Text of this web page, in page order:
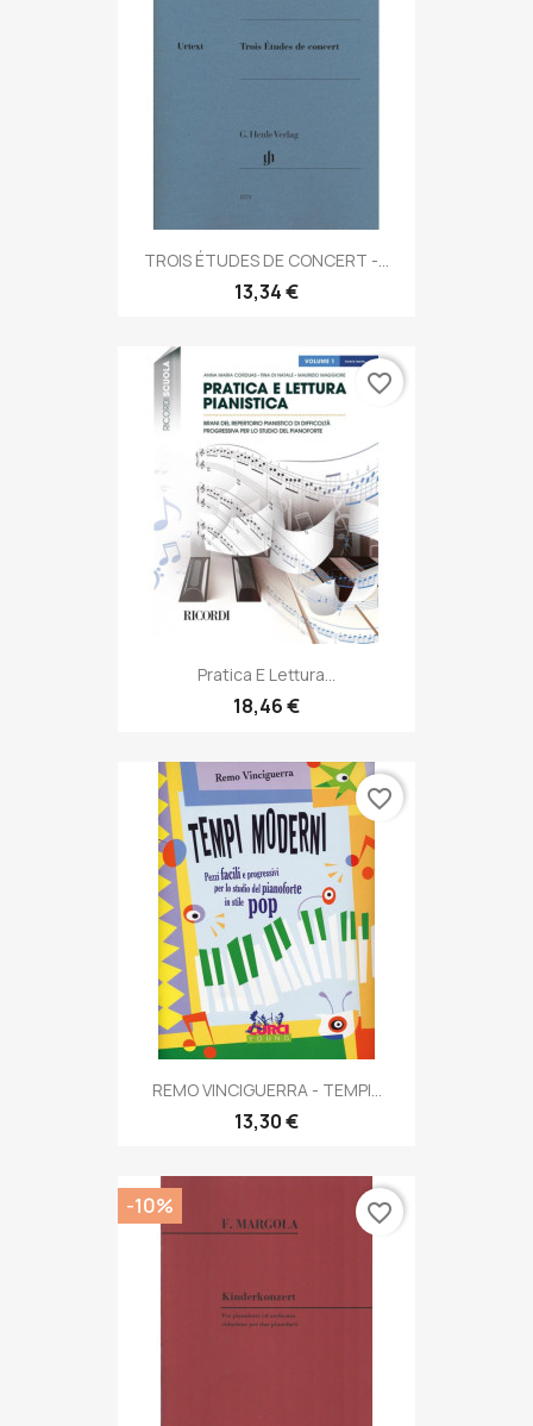
TROIS ÉTUDES DE CONCERT -...
13,34 €
Pratica E Lettura...
18,46 €
favorite_border
REMO VINCIGUERRA - TEMPI...
13,30 €
favorite_border
-10% favorite_border